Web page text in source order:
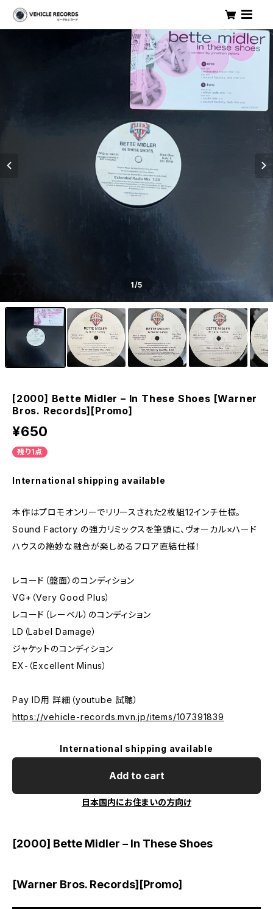
1/5
[2000] Bette Midler – In These Shoes [Warner
Bros. Records][Promo]
¥650
残り1点
International shipping available
本作はプロモオンリーでリリースされた2枚組12インチ仕様。
Sound Factory の強力リミックスを筆頭に、ヴォーカル×ハード
ハウスの絶妙な融合が楽しめるフロア直結仕様！
レコード（盤面）のコンディション
VG+（Very Good Plus）
レコード（レーベル）のコンディション
LD（Label Damage）
ジャケットのコンディション
EX-（Excellent Minus）
Pay ID用 詳細（youtube 試聴）
https://vehicle-records.mvn.jp/items/107391839
International shipping available
Add to cart
日本国内にお住まいの方向け
[2000] Bette Midler – In These Shoes
[Warner Bros. Records][Promo]